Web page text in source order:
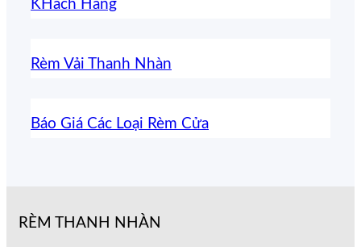
KHách Hàng
Rèm Vải Thanh Nhàn
Báo Giá Các Loại Rèm Cửa
RÈM THANH NHÀN